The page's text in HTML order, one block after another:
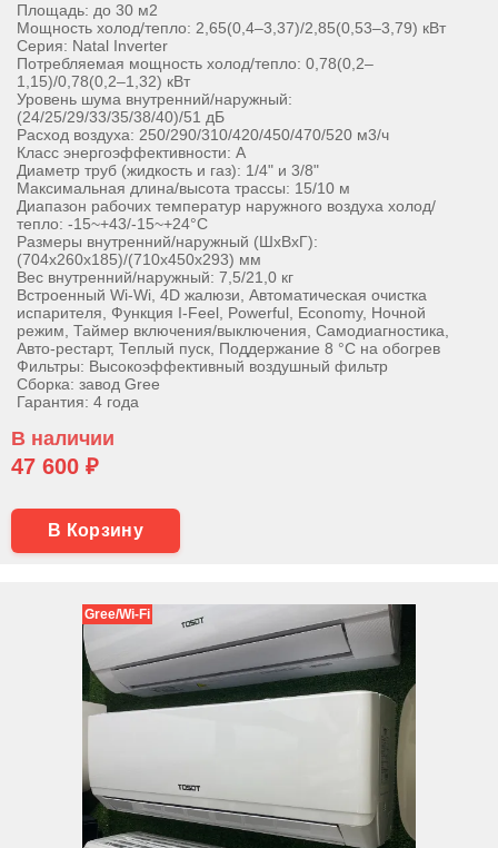
Площадь: до 30 м2
Мощность холод/тепло: 2,65(0,4–3,37)/2,85(0,53–3,79) кВт
Серия: Natal Inverter
Потребляемая мощность холод/тепло: 0,78(0,2–
1,15)/0,78(0,2–1,32) кВт
Уровень шума внутренний/наружный:
(24/25/29/33/35/38/40)/51 дБ
Расход воздуха: 250/290/310/420/450/470/520 м3/ч
Класс энергоэффективности: А
Диаметр труб (жидкость и газ): 1/4" и 3/8"
Максимальная длина/высота трассы: 15/10 м
Диапазон рабочих температур наружного воздуха холод/
тепло: -15~+43/-15~+24°С
Размеры внутренний/наружный (ШхВхГ):
(704х260х185)/(710х450х293) мм
Вес внутренний/наружный: 7,5/21,0 кг
Встроенный Wi-Wi, 4D жалюзи, Автоматическая очистка
испарителя, Функция I-Feel, Powerful, Economy, Ночной
режим, Таймер включения/выключения, Самодиагностика,
Авто-рестарт, Теплый пуск, Поддержание 8 °С на обогрев
Фильтры: Высокоэффективный воздушный фильтр
Сборка: завод Gree
Гарантия: 4 года
В наличии
47 600 ₽
В Корзину
Gree/Wi-Fi